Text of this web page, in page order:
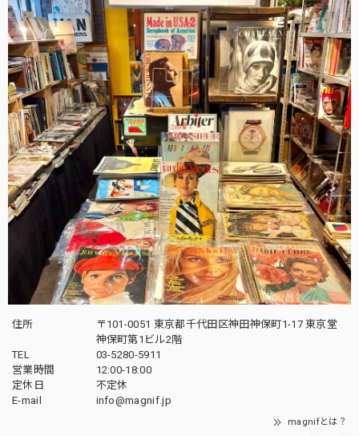
住所
〒101-0051 東京都千代田区神田神保町1-17 東京堂
神保町第1ビル2階
TEL
03-5280-5911
営業時間
12:00-18:00
定休日
不定休
E-mail
info@magnif.jp
magnifとは？